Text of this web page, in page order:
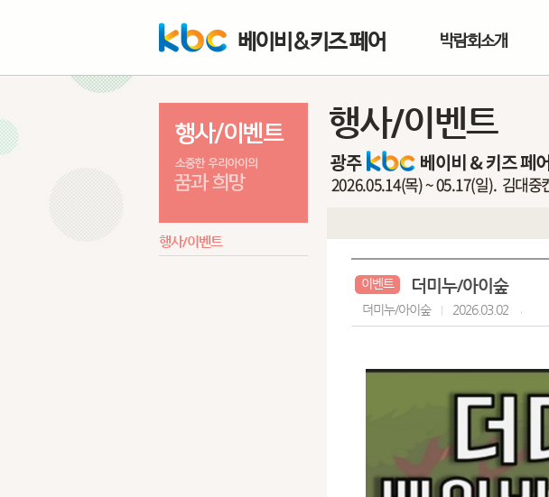
베이비&키즈 페어 박람회소개
행사/이벤트
행사/이벤트
이벤트 더미누/아이숲
더미누/아이숲 2026.03.02